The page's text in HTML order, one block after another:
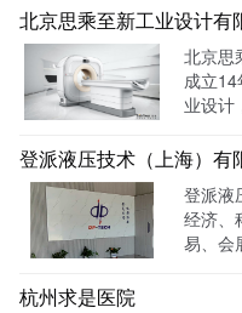
公司。
光量：
北京思乘至新工业设计有
北京思
成立
业设计
功案例
级数字
专业度
数已达
登派液压技术（上海）有
登派液
经济、
易、会
杭州求是医院